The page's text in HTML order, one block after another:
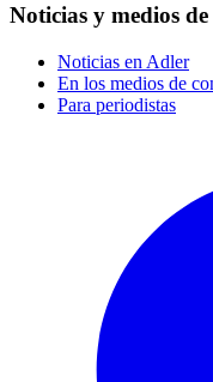
Noticias y medios
Noticias en Adler
En los medios de
Para periodistas